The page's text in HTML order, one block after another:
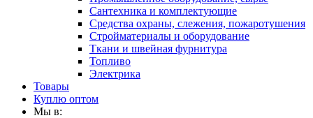
Сантехника и комплектующие
Средства охраны, слежения, пожаротушения
Стройматериалы и оборудование
Ткани и швейная фурнитура
Топливо
Электрика
Товары
Куплю оптом
Мы в: